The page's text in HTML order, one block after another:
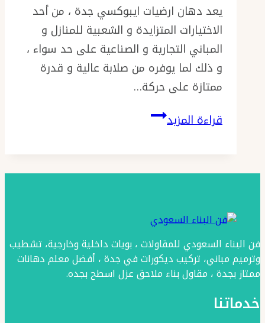
يعد دهان ارضيات ايبوكسي جدة ، من أحد
الاختيارات المتزايدة و الشعبية للمنازل و
المباني التجارية و الصناعية على حد سواء ،
و ذلك لما يوفره من صلابة عالية و قدرة
ممتازة على حركة…
قراءة المزيددهان
جدة
الأن
بعدة
الوان
مختلفة
فن البناء السعودي للمقاولات ، بويات داخلية وخارجية، تشطيب
وترميم مباني، تركيب ديكورات في جدة ، أفضل معلم دهانات
ممتاز بجدة ، مقاول بناء ملاحق عزل اسطح بجده.
خدماتنا